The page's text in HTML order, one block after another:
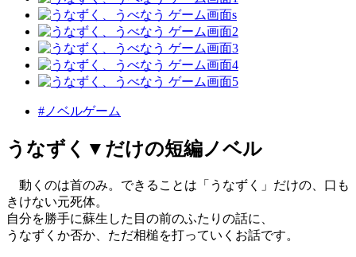
#ノベルゲーム
うなずく▼だけの短編ノベル
動くのは首のみ。できることは「うなずく」だけの、口も
きけない元死体。
自分を勝手に蘇生した目の前のふたりの話に、
うなずくか否か、ただ相槌を打っていくお話です。